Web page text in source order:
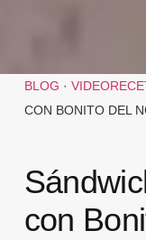
BLOG ·
CON BONITO DEL
con